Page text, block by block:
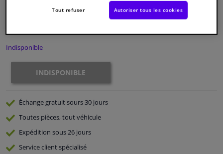
Promotions et réductions
Capteurs & électronique
Indisponible
INDISPONIBLE
Échange gratuitsours 30 jours
Toutes pièces, tout véhicule
Expédition sous 26 jours
Serviceclient spécialisé
Tout refuser Autoriser tous les cookies